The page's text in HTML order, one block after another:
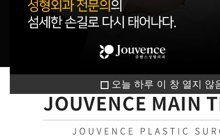
오늘 하루 이 창 열지 않